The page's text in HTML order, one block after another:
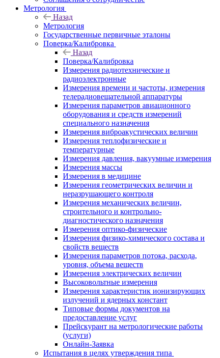
Метрология
Назад
Метрология
Государственные первичные эталоны
Поверка/Калибровка
Назад
Поверка/Калибровка
Измерения радиотехнические и
радиоэлектронные
Измерения времени и частоты, измерения
телерадиовещательной аппаратуры
Измерения параметров авиационного
оборудования и средств измерений
специального назначения
Измерения виброакустических величин
Измерения теплофизические и
температурные
Измерения давления, вакуумные измерения
Измерения массы
Измерения в медицине
Измерения геометрических величин и
неразрушающего контроля
Измерения механических величин,
строительного и контрольно-
диагностического назначения
Измерения оптико-физические
Измерения физико-химического состава и
свойств веществ
Измерения параметров потока, расхода,
уровня, объема веществ
Измерения электрических величин
Высоковольтные измерения
Измерения характеристик ионизирующих
излучений и ядерных констант
Типовые формы документов на
предоставление услуг
Прейскурант на метрологические работы
(услуги)
Онлайн-Заявка
Испытания в целях утверждения типа